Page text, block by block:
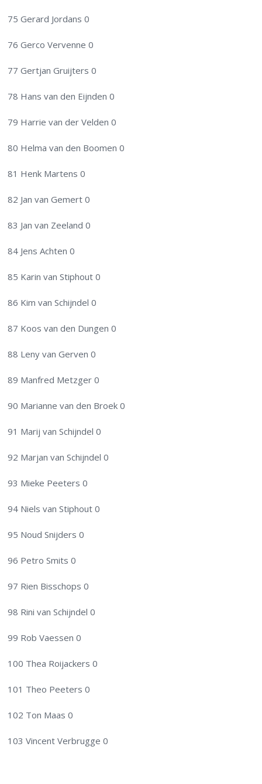
75 Gerard Jordans 0
76 Gerco Vervenne 0
77 Gertjan Gruijters 0
78 Hans van den Eijnden 0
79 Harrie van der Velden 0
80 Helma van den Boomen 0
81 Henk Martens 0
82 Jan van Gemert 0
83 Jan van Zeeland 0
84 Jens Achten 0
85 Karin van Stiphout 0
86 Kim van Schijndel 0
87 Koos van den Dungen 0
88 Leny van Gerven 0
89 Manfred Metzger 0
90 Marianne van den Broek 0
91 Marij van Schijndel 0
92 Marjan van Schijndel 0
93 Mieke Peeters 0
94 Niels van Stiphout 0
95 Noud Snijders 0
96 Petro Smits 0
97 Rien Bisschops 0
98 Rini van Schijndel 0
99 Rob Vaessen 0
100 Thea Roijackers 0
101 Theo Peeters 0
102 Ton Maas 0
103 Vincent Verbrugge 0